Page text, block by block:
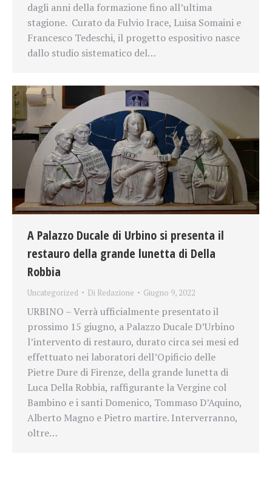
dagli anni della formazione fino all’ultima
stagione. Curato da Fulvio Irace, Luisa Somaini e
Francesco Tedeschi, il progetto espositivo nasce
dallo studio sistematico del…
A Palazzo Ducale di Urbino si presenta il
restauro della grande lunetta di Della
Robbia
Uncategorized Di Redazione Giugno 9, 2022
URBINO – Verrà ufficialmente presentato il
prossimo 15 giugno, a Palazzo Ducale D’Urbino
l’intervento di restauro, durato circa sei mesi ed
effettuato nei laboratori dell’Opificio delle
Pietre Dure di Firenze, della grande lunetta di
Luca Della Robbia, raffigurante la Vergine col
Bambino e i santi Domenico, Tommaso D’Aquino,
Alberto Magno e Pietro martire. Interverranno,
oltre…